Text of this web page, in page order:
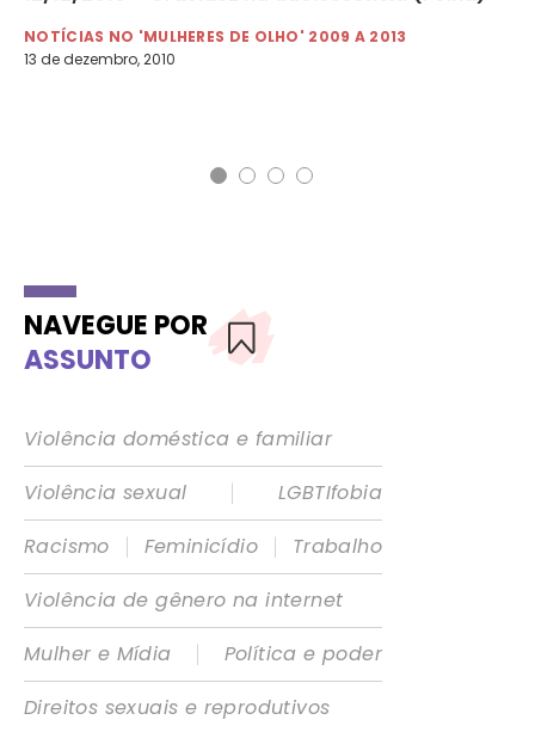
NOTÍCIAS NO 'MULHERES DE OLHO' 2009 A 2013
13 de dezembro, 2010
NAVEGUE POR
ASSUNTO
Violência doméstica e familiar
Violência sexual
|
LGBTIfobia
Racismo
| Feminicídio |
Trabalho
Violência de gênero na internet
Mulher e Mídia
|
Política e poder
Direitos sexuais e reprodutivos